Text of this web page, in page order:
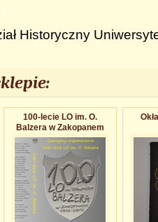
Historyczny
100-lecie LO im. O.
Balzera w Zakopanem